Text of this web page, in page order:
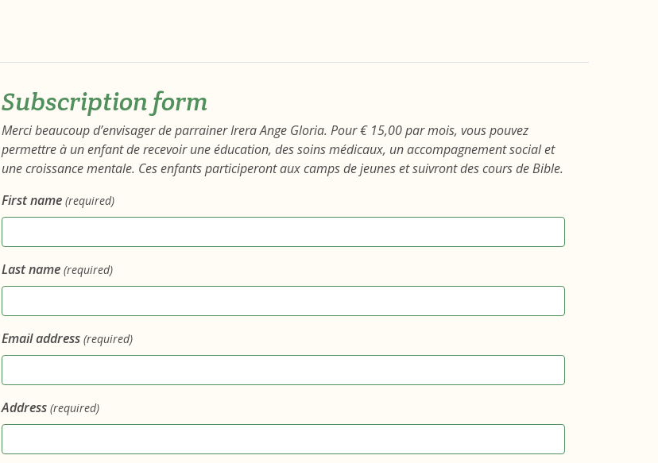
Subscription form
Merci beaucoup d’envisager de parrainer Irera Ange Gloria. Pour € 15,00 par mois, vous pouvez
permettre à un enfant de recevoir une éducation, des soins médicaux, un accompagnement social et
une croissance mentale. Ces enfants participeront aux camps de jeunes et suivront des cours de Bible.
First name (required)
Last name (required)
Email address (required)
Address (required)